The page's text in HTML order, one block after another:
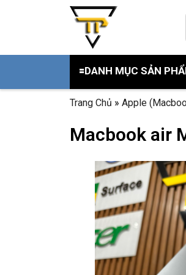
🟰DANH MỤC SẢN
Trang Chủ » Apple
Macbook air